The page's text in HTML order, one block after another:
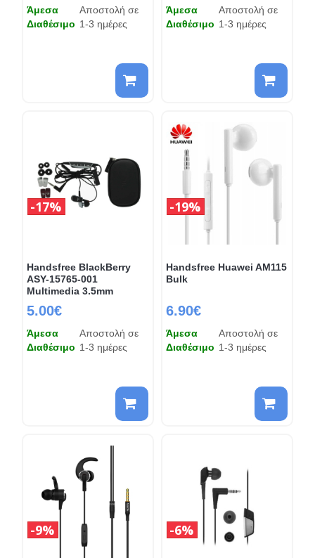
Άμεσα
Διαθέσιμο
Αποστολή σε
1-3 ημέρες
Άμεσα
Διαθέσιμο
Αποστολή σε
1-3 ημέρες
Handsfree BlackBerry
ASY-15765-001
Multimedia 3.5mm
5.00€
17%
Άμεσα
Διαθέσιμο
Αποστολή σε
1-3 ημέρες
Handsfree Huawei AM115
Bulk
6.90€
19%
Άμεσα
Διαθέσιμο
Αποστολή σε
1-3 ημέρες
9% 6%